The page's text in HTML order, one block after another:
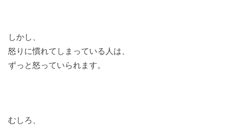
しかし、
怒りに慣れてしまっている人は、
ずっと怒っていられます。
むしろ、